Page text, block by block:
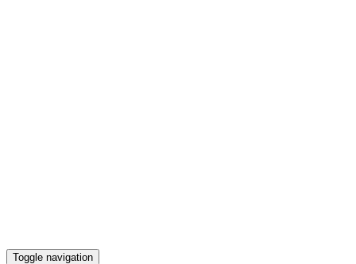
Toggle navigation